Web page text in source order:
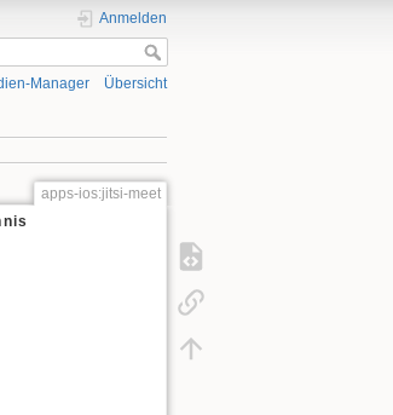
Anmelden
Manager Übersicht
apps-ios:jitsi-meet